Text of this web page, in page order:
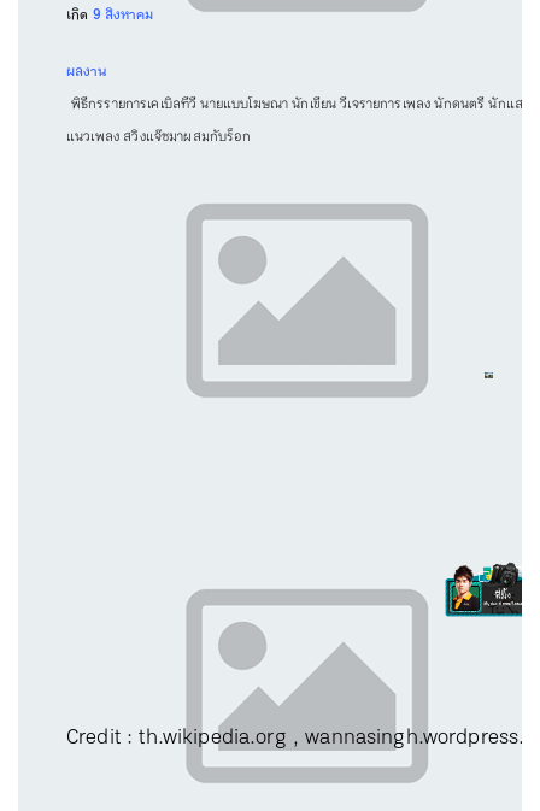
เกิด 9 สิงหาคม
ผลงาน
พิธีกรรายการเคเบิลทีวี นายแบบโฆษณา นักเขียน วีเจรายการเพลง นักดนตรี นักแส
แนวเพลง สวิงแจ๊ซมาผสมกับร็อก
Credit : th.wikipedia.org ,